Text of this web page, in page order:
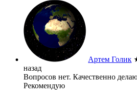
Артем Голик
назад
Вопросов нет. Качественно
Рекомендую